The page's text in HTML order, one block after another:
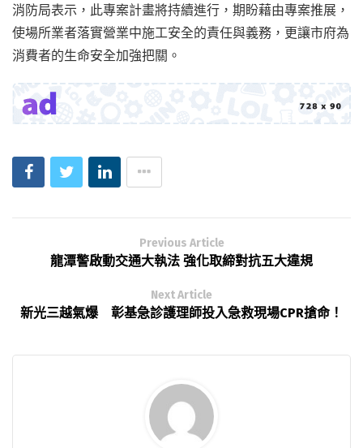
消防局表示，此專案計畫將持續進行，期盼藉由專案推展，
使場所業者落實營業中施工安全的責任與義務，更讓市府為
消費者的生命安全加強把關。
Previous Article
龍潭警啟動交通大執法 強化取締對抗五大違規
Next Article
新光三越氣爆 彰基急診護理師投入急救現場CPR搶命！